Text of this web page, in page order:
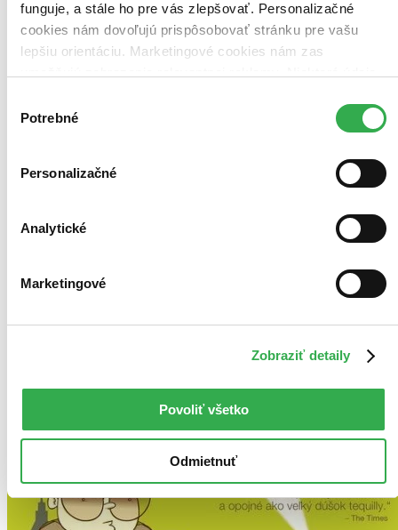
funguje, a stále ho pre vás zlepšovať. Personalizačné
cookies nám dovoľujú prispôsobovať stránku pre vašu
lepšiu orientáciu. Marketingové cookies nám zas
keby sme mohli používať všetky tieto cookies. Ďakujeme!
súhlasu
Potrebné
Personalizačné
Analytické
Marketingové
Zobraziť detaily
Povoliť všetko
Odmietnuť
informácii o e-kniháchnájdete tu.
Pridať do zoznamu
Vložiť do košíka